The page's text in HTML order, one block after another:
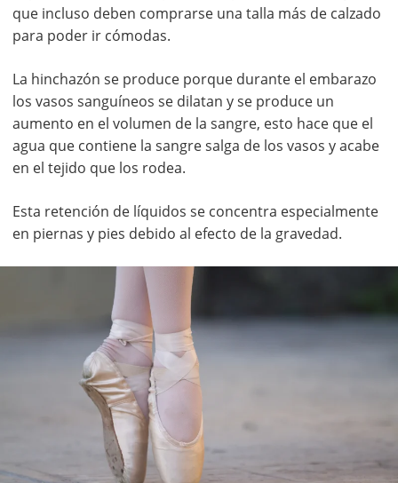
que incluso deben comprarse una talla más de calzado
para poder ir cómodas.
La hinchazón se produce porque durante el embarazo
los vasos sanguíneos se dilatan y se produce un
aumento en el volumen de la sangre, esto hace que el
agua que contiene la sangre salga de los vasos y acabe
en el tejido que los rodea.
Esta retención de líquidos se concentra especialmente
en piernas y pies debido al efecto de la gravedad.